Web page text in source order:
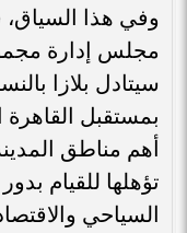
وفي هذا
مجلس إدارة
سيتادل بلازا
بمستقبل القاهرة
أهم مناطق
تؤهلها للقيام
السياحي